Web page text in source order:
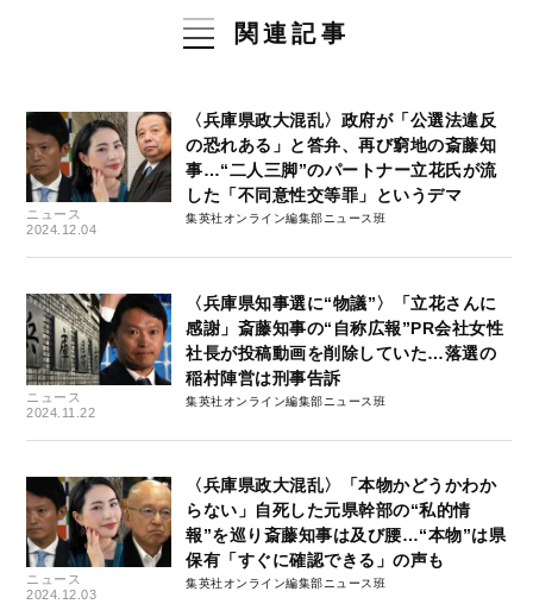
関連記事
ニュース
2024.12.04
〈兵庫県政大混乱〉政府が「公選法違反
の恐れある」と答弁、再び窮地の斎藤知
事…“二人三脚”のパートナー立花氏が流
した「不同意性交等罪」というデマ
集英社オンライン編集部ニュース班
ニュース
2024.11.22
〈兵庫県知事選に“物議”〉「立花さんに
感謝」斎藤知事の“自称広報”PR会社女性
社長が投稿動画を削除していた…落選の
稲村陣営は刑事告訴
集英社オンライン編集部ニュース班
ニュース
2024.12.03
〈兵庫県政大混乱〉「本物かどうかわか
らない」自死した元県幹部の“私的情
報”を巡り斎藤知事は及び腰…“本物”は県
保有「すぐに確認できる」の声も
集英社オンライン編集部ニュース班